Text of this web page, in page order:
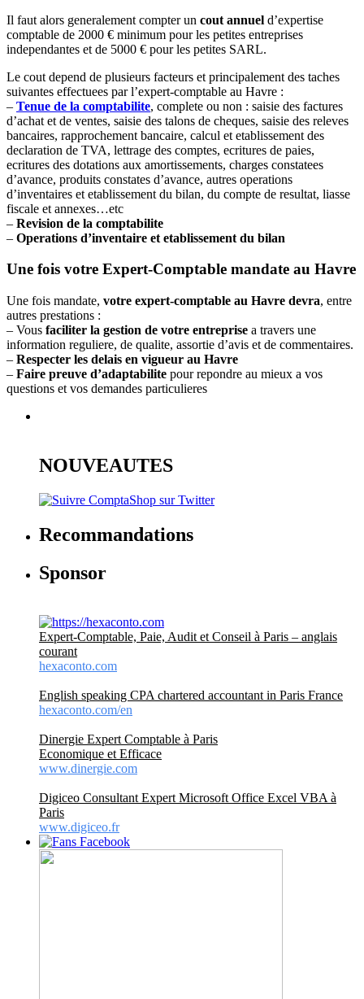
Il faut alors generalement compter un cout annuel d’expertise
comptable de 2000 € minimum pour les petites entreprises
independantes et de 5000 € pour les petites SARL.
Le cout depend de plusieurs facteurs et principalement des taches
suivantes effectuees par l’expert-comptable au Havre :
– Tenue de la comptabilite, complete ou non : saisie des factures
d’achat et de ventes, saisie des talons de cheques, saisie des releves
bancaires, rapprochement bancaire, calcul et etablissement des
declaration de TVA, lettrage des comptes, ecritures de paies,
ecritures des dotations aux amortissements, charges constatees
d’avance, produits constates d’avance, autres operations
d’inventaires et etablissement du bilan, du compte de resultat, liasse
fiscale et annexes…etc
– Revision de la comptabilite
– Operations d’inventaire et etablissement du bilan
Une fois votre Expert-Comptable mandate au Havre
Une fois mandate, votre expert-comptable au Havre devra, entre
autres prestations :
– Vous faciliter la gestion de votre entreprise a travers une
information reguliere, de qualite, assortie d’avis et de commentaires.
– Respecter les delais en vigueur au Havre
– Faire preuve d’adaptabilite pour repondre au mieux a vos
questions et vos demandes particulieres
NOUVEAUTES
Recommandations
Sponsor
Expert-Comptable, Paie, Audit et Conseil à Paris – anglais
courant
hexaconto.com
English speaking CPA chartered accountant in Paris France
hexaconto.com/en
Dinergie Expert Comptable à Paris
Economique et Efficace
www.dinergie.com
Digiceo Consultant Expert Microsoft Office Excel VBA à
Paris
www.digiceo.fr